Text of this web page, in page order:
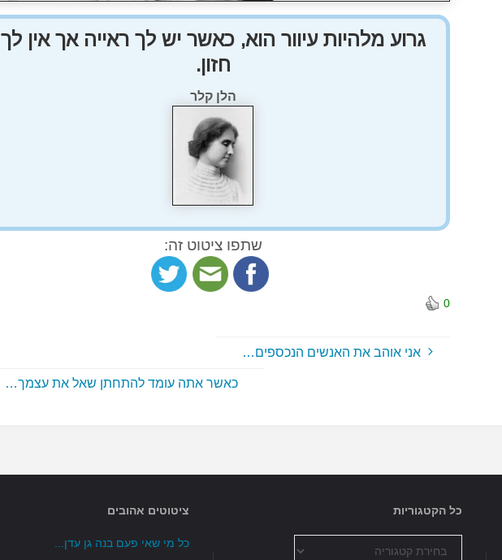
גרוע מלהיות עיוור הוא, כאשר יש לך ראייה אך אין לך
חזון.
הלן קלר
שתפו ציטוט זה:
0
אני אוהב את האנשים הנכספים…
כאשר אתה עומד להתחתן שאל את עצמך…
כל הקטגוריות ציטוטים אהובים
כל מי שאי פעם בנה גן עדן...